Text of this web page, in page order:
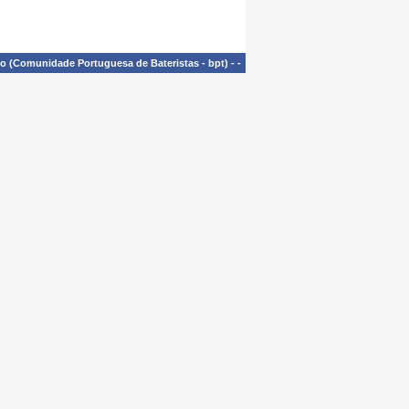
(Comunidade Portuguesa de Bateristas - bpt) - -